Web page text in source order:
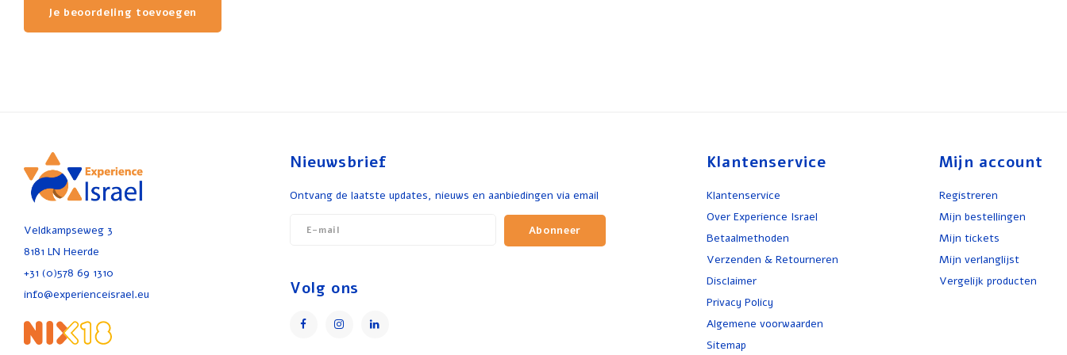
Je beoordeling toevoegen
Veldkampseweg 3
8181 LN Heerde
+31 (0)578 69 1310
info@experienceisrael.eu
Nieuwsbrief
Ontvang de laatste updates, nieuws en aanbiedingen via email
Abonneer
Volg ons
Klantenservice
Klantenservice
Over Experience Israel
Betaalmethoden
Verzenden & Retourneren
Disclaimer
Privacy Policy
Algemene voorwaarden
Sitemap
Mijn account
Registreren
Mijn bestellingen
Mijn tickets
Mijn verlanglijst
Vergelijk producten